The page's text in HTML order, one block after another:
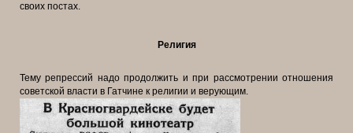
своих постах.
Религия
Тему репрессий надо продолжить и при рассмотрении отношения
советской власти в Гатчине к религии и верующим.